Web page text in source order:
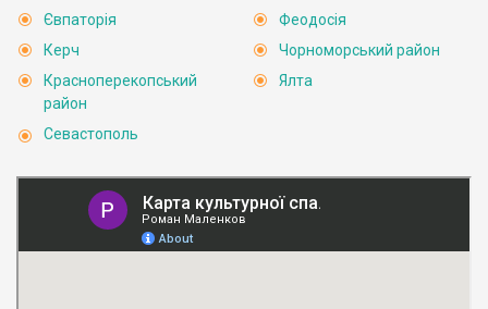
Євпаторія
Керч
Красноперекопський
район
Севастополь
Феодосія
Чорноморський район
Ялта